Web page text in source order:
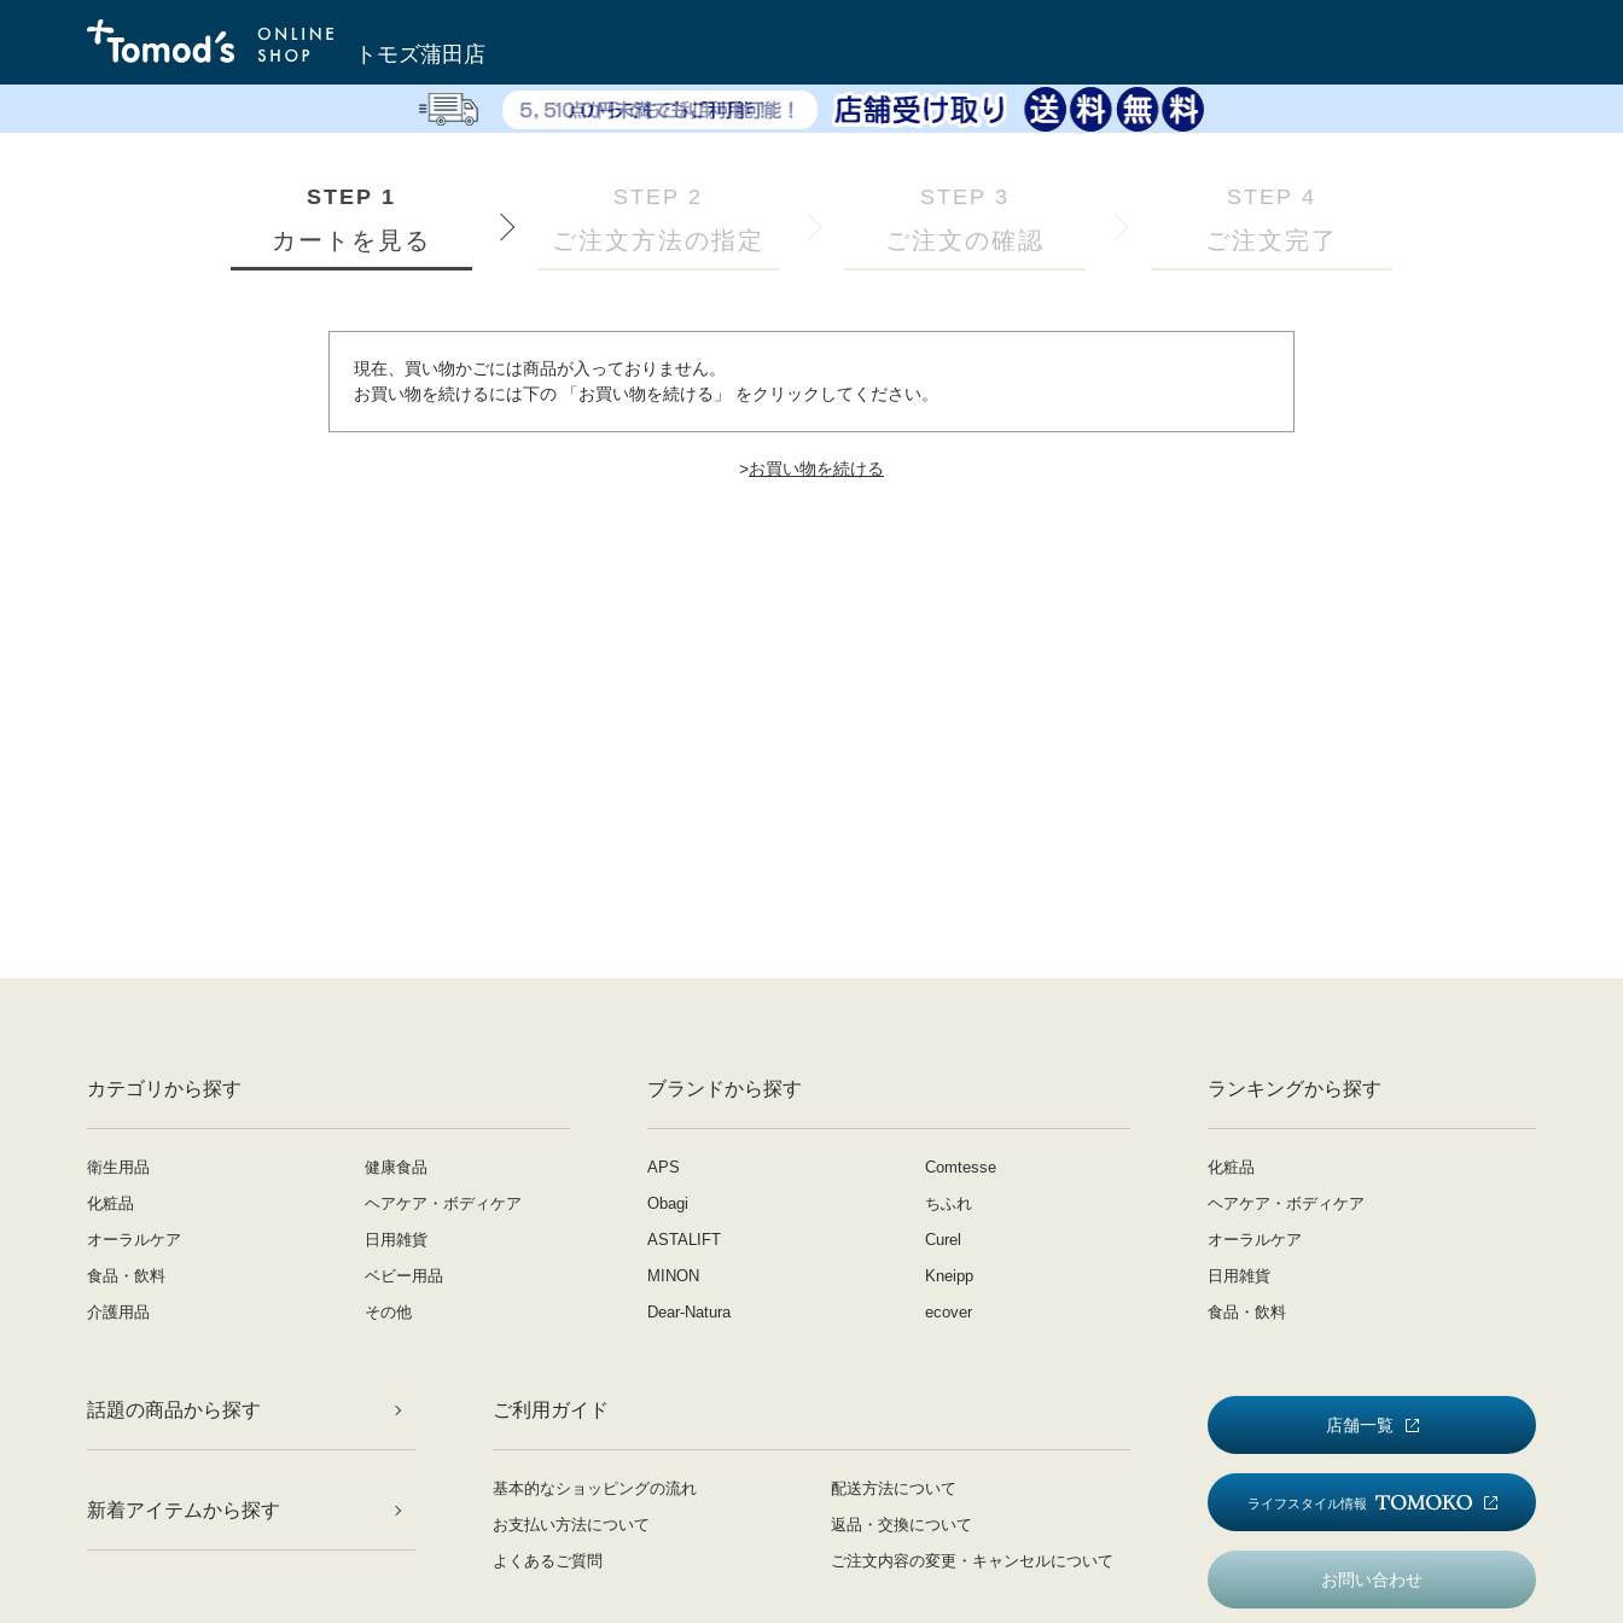
トモズ蒲田店
STEP 1
カートを見る
STEP 2
ご注文方法の指定
STEP 3
ご注文の確認
STEP 4
ご注文完了
現在、買い物かごには商品が入っておりません。
お買い物を続けるには下の 「お買い物を続ける」 をクリックしてください。
>
カテゴリから探す
衛生用品
健康食品
化粧品
ヘアケア・ボディケア
オーラルケア
日用雑貨
食品・飲料
ベビー用品
介護用品
その他
ブランドから探す
APS
Comtesse
Obagi
ちふれ
ASTALIFT
Curel
MINON
Kneipp
Dear-Natura
ecover
ランキングから探す
化粧品
ヘアケア・ボディケア
オーラルケア
日用雑貨
食品・飲料
話題の商品から探す
新着アイテムから探す
ご利用ガイド
基本的なショッピングの流れ
配送方法について
お支払い方法について
返品・交換について
よくあるご質問
ご注文内容の変更・キャンセルについて
店舗一覧
ライフスタイル情報
お問い合わせ